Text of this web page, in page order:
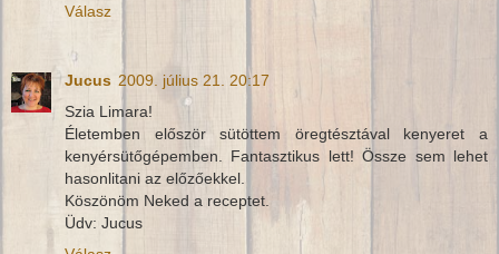
Válasz
Jucus 2009. július 21. 20:17
Szia Limara!
Életemben először sütöttem öregtésztával kenyeret a
kenyérsütőgépemben. Fantasztikus lett! Össze sem lehet
hasonlitani az előzőekkel.
Köszönöm Neked a receptet.
Üdv: Jucus